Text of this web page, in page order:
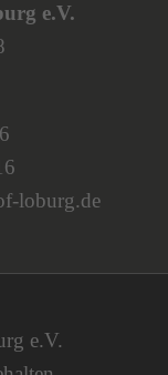
e.V.
loburg.de
e.V.